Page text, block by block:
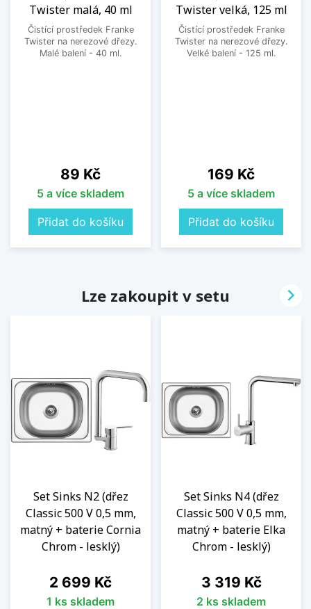
Twister malá, 40 ml
Čistící prostředek Franke
Twister na nerezové dřezy.
Malé balení - 40 ml.
Cena
89 Kč
5 a více skladem
Přidat do košíku
Twister velká, 125 ml
Čistící prostředek Franke
Twister na nerezové dřezy.
Velké balení - 125 ml.
Cena
169 Kč
5 a více skladem
Přidat do košíku
Lze zakoupit v setu
Set Sinks N2 (dřez
Classic 500 V 0,5 mm,
matný + baterie Cornia
Chrom - lesklý)
Cena
2 699 Kč
1 ks skladem
Set Sinks N4 (dřez
Classic 500 V 0,5 mm,
matný + baterie Elka
Chrom - lesklý)
Cena
3 319 Kč
2 ks skladem
